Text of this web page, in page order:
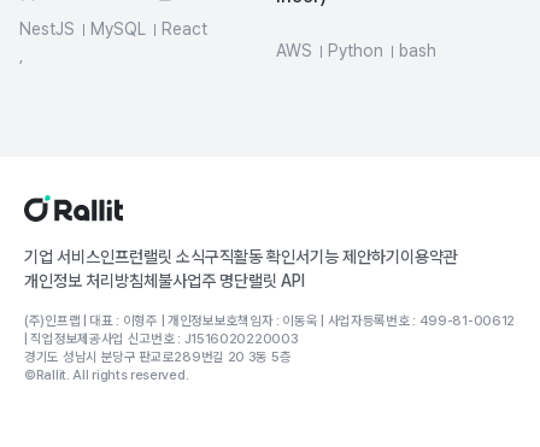
NestJS MySQL
React
AWS Python
bash
기업 서비스인프런랠릿 소식구직활동 확인서기능 제안하기 이용약관
개인정보 처리방침체불사업주 명단랠릿 API
(주)인프랩 | 대표 : 이형주 | 개인정보보호책임자 : 이동욱 | 사업자등록번호 : 499-81-00612
| 직업정보제공사업 신고번호 : J1516020220003
경기도 성남시 분당구 판교로289번길 20 3동 5층
©Rallit. All rights reserved.